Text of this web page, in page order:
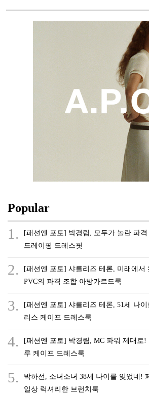
Popular
1.
[패션엔 포토] 박경림, 모두가 놀란 파
드레이핑 드레스핏
2.
[패션엔 포토] 샤를리즈 테론, 미래에서
PVC의 파격 조합 아방가르드룩
3.
[패션엔 포토] 샤를리즈 테론, 51세 나
리스 케이프 드레스룩
4.
[패션엔 포토] 박경림, MC 파워 제대로!
루 케이프 드레스룩
5.
박하선, 소녀소녀 38세 나이를 잊었네!
일상 럭셔리한 브런치룩